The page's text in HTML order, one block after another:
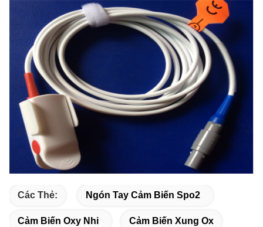
Các Thẻ: Ngón Tay Cảm Biến Spo2
Cảm Biến Oxy Nhi Cảm Biến Xung Ox